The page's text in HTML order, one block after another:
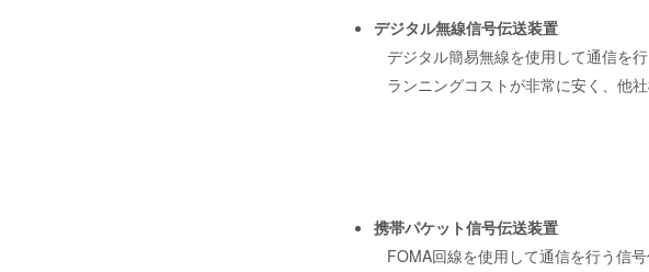
デジタル無線信号伝送装置
デジタル簡易無線を使用して通信を行
ランニングコストが非常に安く、他
携帯パケット信号伝送装置
FOMA回線を使用して通信を行う信号